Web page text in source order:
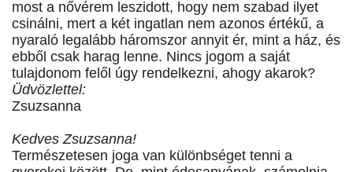
most a nővérem leszidott, hogy nem szabad ilyet
csinálni, mert a két ingatlan nem azonos értékű, a
nyaraló legalább háromszor annyit ér, mint a ház, és
ebből csak harag lenne. Nincs jogom a saját
tulajdonom felől úgy rendelkezni, ahogy akarok?
Üdvözlettel:
Zsuzsanna
Kedves Zsuzsanna!
Természetesen joga van különbséget tenni a